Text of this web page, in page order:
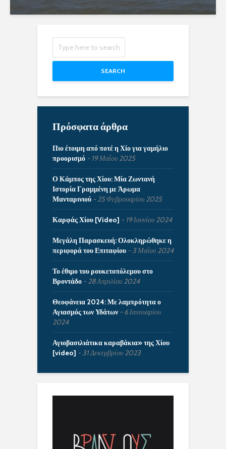
SEARCH
Πρόσφατα άρθρα
Πιο έτοιμη από ποτέ η Χίο για γαμήλιο
προορισμό
19 Μαΐου 2025
Ο Κάμπος της Χίου: Μία Ζωντανή
Ιστορία Γραμμένη με Άρωμα
Μανταρινιού
25 Φεβρουαρίου 2025
Καρφάς Χίου [Video] 19 Ιουνίου 2024
Μεγάλη Παρασκευή: Ολοκληρώθηκε η
περιφορά του Επιταφίου
3 Μαΐου 2024
Το έθιμο του ρουκετοπόλεμου στο
Βροντάδο
28 Απριλίου 2024
Θεοφάνεια 2024: Με λαμπρότητα ο
Αγιασμός των Υδάτων
6 Ιανουαρίου
2024
Αγιοβασιλιάτικα καραβάκια» της Χίου
[video]
31 Δεκεμβρίου 2023